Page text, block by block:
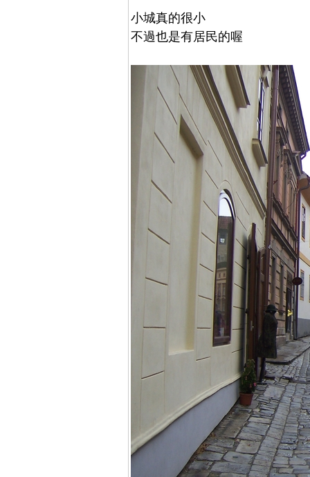
小城真的很小
不過也是有居民的喔